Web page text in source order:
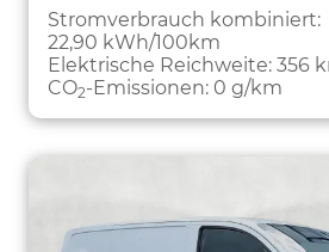
Stromverbrauch kombiniert:
22,90 kWh/100km
Elektrische Reichweite: 356
CO2-Emissionen: 0 g/km